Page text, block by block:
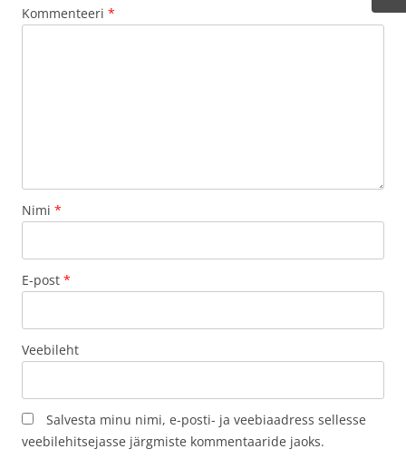
Kommenteeri *
Nimi *
E-post *
Veebileht
Salvesta minu nimi, e-posti- ja veebiaadress sellesse
veebilehitsejasse järgmiste kommentaaride jaoks.